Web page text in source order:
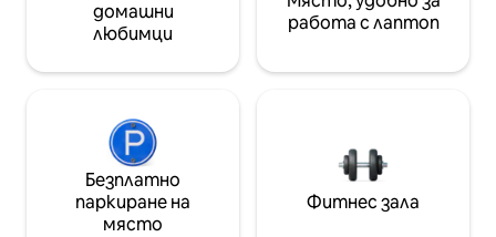
домашни
любимци
работа с лаптоп
Безплатно
паркиране на
място
Фитнес зала